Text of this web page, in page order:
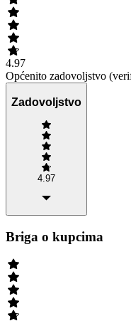
4.97
Općenito zadovoljstvo
Zadovoljstvo
4.97
Briga o kupcima